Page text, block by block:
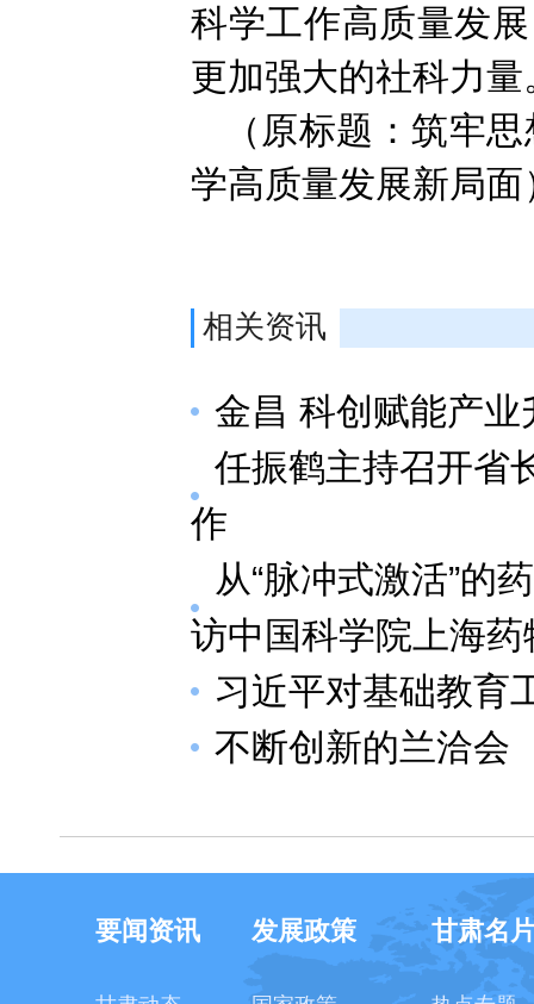
科学工作高质量发
更加强大的社科力量
（原标题：筑牢
学高质量发展新局面
相关资讯
金昌 科创赋能产
任振鹤主持召开省
作
从“脉冲式激活”
访中国科学院上海
习近平对基础教育
不断创新的兰洽会
要闻资讯 发展政策 甘肃名